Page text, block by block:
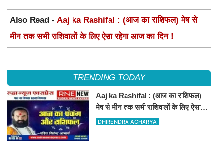
Also Read - Aaj ka Rashifal : (आज का राशिफल) मेष से
मीन तक सभी राशिवालों के लिए ऐसा रहेगा आज का दिन !
TRENDING TODAY
Aaj ka Rashifal : (आज का राशिफल)
मेष से मीन तक सभी राशिवालों के लिए ऐसा
रहेगा आज का दिन !
DHIRENDRA ACHARYA